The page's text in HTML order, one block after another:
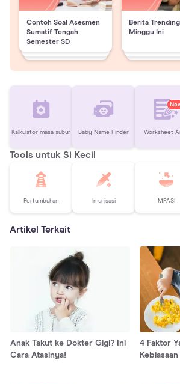
Contoh Soal Asesmen
Sumatif Tengah
Semester SD
Berita Trending
Minggu Ini
Kalkulator masa subur Baby Name Finder Worksheet
Tools untuk Si Kecil
Pertumbuhan Imunisasi MPASI
Artikel Terkait
Anak Takut ke Dokter Gigi? Ini
Cara Atasinya!
4 Faktor